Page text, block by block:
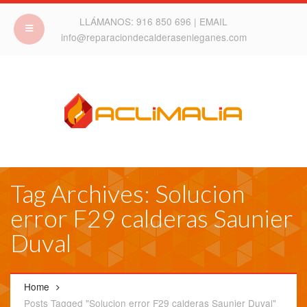
LLÁMANOS: 916 850 696 | EMAIL
info@reparaciondecalderasenleganes.com
Tag Archives: Solucion
error F29 calderas Saunier
Duval
Home
Posts Tagged "Solucion error F29 calderas Saunier Duval"